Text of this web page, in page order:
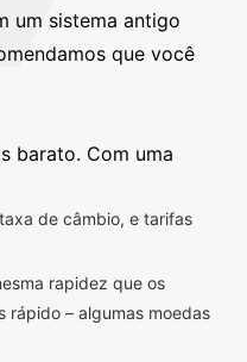
um sistema antigo
que você
barato. Com uma
de câmbio, e tarifas
rapidez que os
rápido – algumas moedas